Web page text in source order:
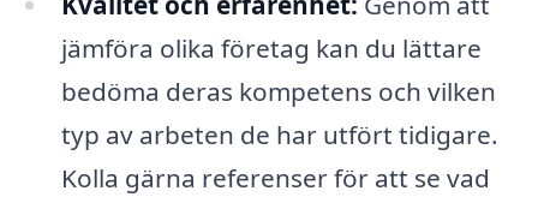
jämföra olika företag kan du lättare
bedöma deras kompetens och vilken
typ av arbeten de har utfört tidigare.
Kolla gärna referenser för att se vad